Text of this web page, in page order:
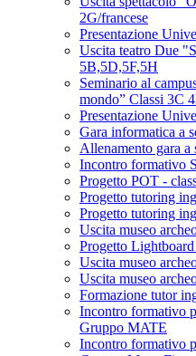
2G/francese
Presentazione
Uscita teatro Due
5B,5D,5F,5H
Seminario al
mondo” Classi 3C
Presentazione
Gara informatica a
Allenamento gara a
Incontro formativo
Progetto POT -
Progetto tutoring
Progetto tutoring
Uscita museo
Progetto
Uscita museo
Uscita museo
Formazione tutor
Incontro formativo
Gruppo MATE
Incontro formativo